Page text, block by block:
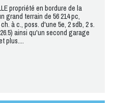
propriété en bordure de la
grand terrain de 56 214 pc,
à c., poss. d'une 5e, 2 sdb, 2 s.
ainsi qu'un second garage
plus....